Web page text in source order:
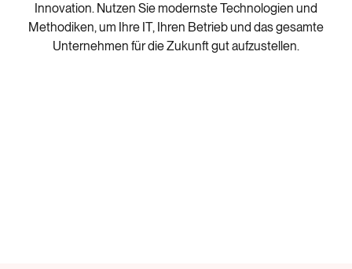
Innovation. Nutzen Sie modernste Technologien und
Methodiken, um Ihre IT, Ihren Betrieb und das gesamte
Unternehmen für die Zukunft gut aufzustellen.